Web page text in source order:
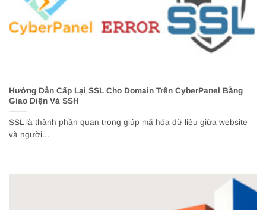
Hướng Dẫn Cấp Lại SSL Cho Domain Trên CyberPanel Bằng
Giao Diện Và SSH
SSL là thành phần quan trọng giúp mã hóa dữ liệu giữa website
và người...